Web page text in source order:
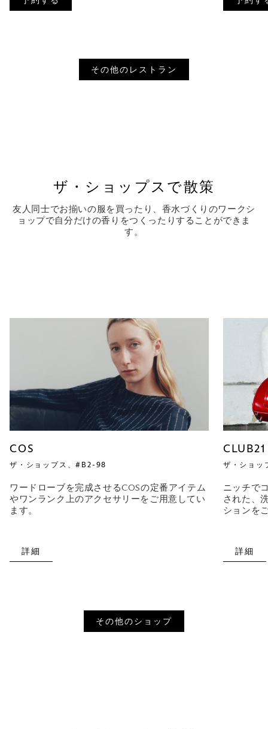
その他のレストラン
ザ・ショップスで散策
友人同士でお揃いの服を買ったり、香水づくりのワークシ
ョップで自分だけの香りをつくったりすることができま
す。
COS
ザ・ショップス、#B2-98
ワードローブを完成させるCOSの定番アイテム
やワンランク上のアクセサリーをご用意してい
ます。
詳細
CLUB21
ザ・ショッ
ニッチで
された、
ションを
詳細
その他のショップ